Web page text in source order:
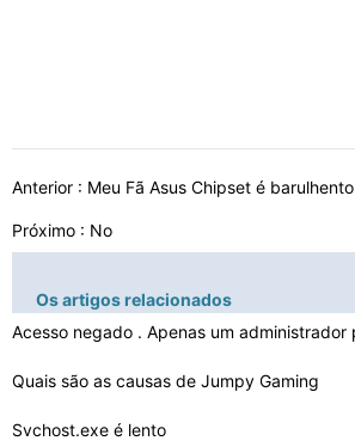
Anterior : Meu Fã Asus Chipset é barulhento
Próximo : No
Os artigos relacionados
Quais são as causas de Jumpy Gaming
Svchost.exe é lento